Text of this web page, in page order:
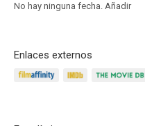
No hay ninguna fecha. Añadir
Enlaces externos